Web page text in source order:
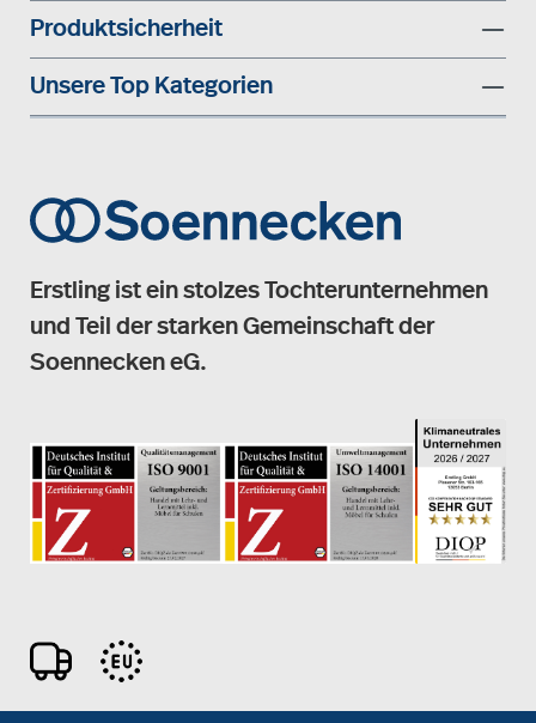
Produktsicherheit
Unsere Top Kategorien
Erstling ist ein stolzes Tochterunternehmen
und Teil der starken Gemeinschaft der
Soennecken eG.